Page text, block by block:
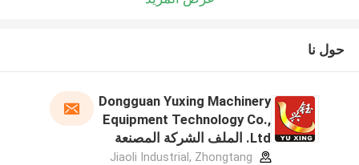
حول نا
Dongguan Yuxing Machinery
Equipment Technology Co.,
Ltd. الملف الشركة المصنعة
Jiaoli Industrial, Zhongtang